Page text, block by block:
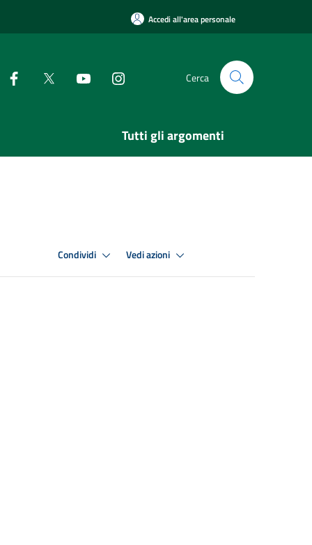
Accedi all'area personale
Cerca
Tutti gli argomenti
Condividi Vedi azioni